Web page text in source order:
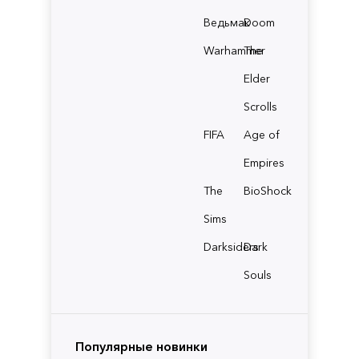
ВедьмакDoom
Warhammer
The
Elder
Scrolls
FIFA
Age of
Empires
The
Sims
BioShock
Darksiders
Dark
Souls
Популярные новинки